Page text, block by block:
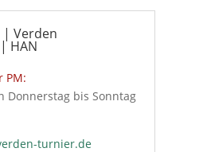
| Verden
HAN
PM:
Donnerstag bis Sonntag
turnier.de